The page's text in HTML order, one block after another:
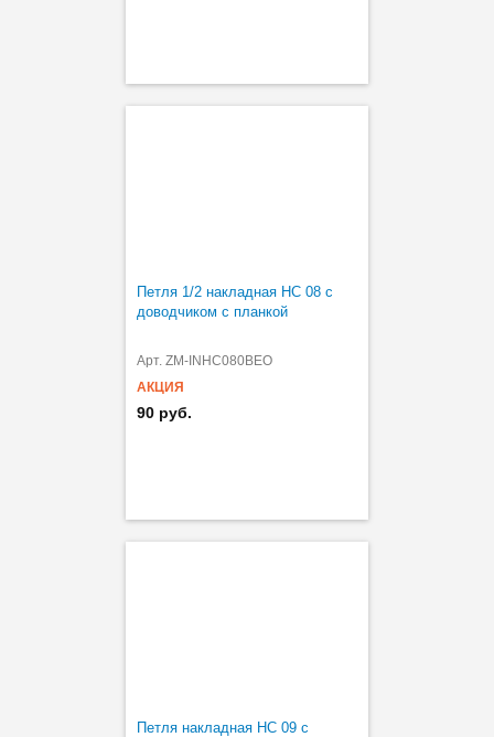
Петля 1/2 накладная HC 08 с
доводчиком с планкой
Арт. ZM-INHC080BEO
АКЦИЯ
90 руб.
Петля накладная HC 09 с